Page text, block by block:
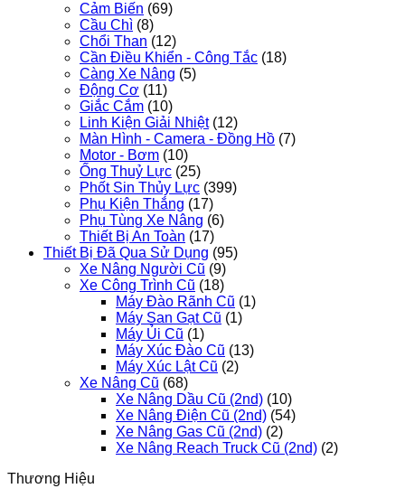
Cảm Biến (69)
Cầu Chì (8)
Chổi Than (12)
Cần Điều Khiển - Công Tắc (18)
Càng Xe Nâng (5)
Động Cơ (11)
Giắc Cắm (10)
Linh Kiện Giải Nhiệt (12)
Màn Hình - Camera - Đồng Hồ (7)
Motor - Bơm (10)
Ống Thuỷ Lực (25)
Phốt Sin Thủy Lực (399)
Phụ Kiện Thắng (17)
Phụ Tùng Xe Nâng (6)
Thiết Bị An Toàn (17)
Thiết Bị Đã Qua Sử Dụng (95)
Xe Nâng Người Cũ (9)
Xe Công Trình Cũ (18)
Máy Đào Rãnh Cũ (1)
Máy San Gạt Cũ (1)
Máy Ủi Cũ (1)
Máy Xúc Đào Cũ (13)
Máy Xúc Lật Cũ (2)
Xe Nâng Cũ (68)
Xe Nâng Dầu Cũ (2nd) (10)
Xe Nâng Điện Cũ (2nd) (54)
Xe Nâng Gas Cũ (2nd) (2)
Xe Nâng Reach Truck Cũ (2nd) (2)
Thương Hiệu